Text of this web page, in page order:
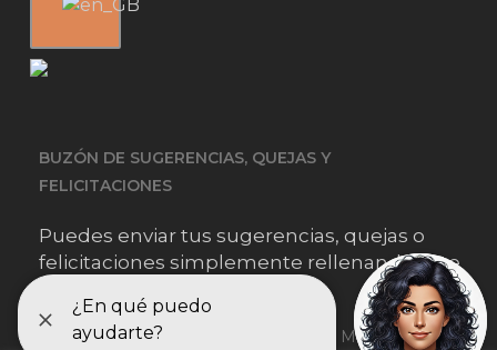
BUZÓN DE SUGERENCIAS, QUEJAS Y
FELICITACIONES
Puedes enviar tus sugerencias, quejas o
felicitaciones simplemente rellenando este